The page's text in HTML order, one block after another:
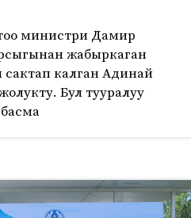
министри Дамир
жабыркаган
калган Адинай
Бул тууралуу